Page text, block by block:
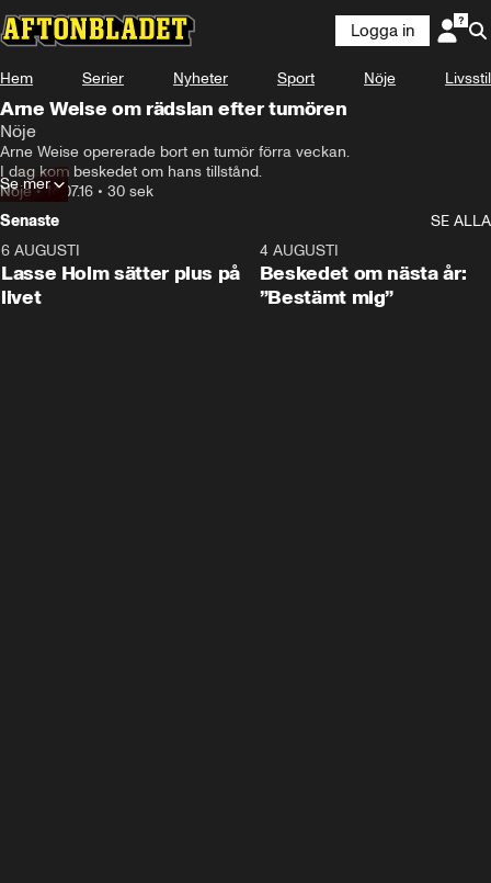
Logga in
Hem Serier Nyheter Sport Nöje Livsstil
Arne Weise om rädslan efter tumören
Nöje
Arne Weise opererade bort en tumör förra veckan.
I dag kom beskedet om hans tillstånd.
Nöje•14.07.16 • 30 sek
Se mer
Senaste
SE ALLA
6 AUGUSTI
Lasse Holm sätter plus på
livet
4 AUGUSTI
Beskedet om nästa år:
”Bestämt mig”